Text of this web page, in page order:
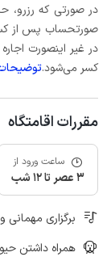
کسر می‌شود.
مقررات اقامتگاه
ساعت ورود از
3 عصر تا 12 شب
برگزاری
همراه داشتن